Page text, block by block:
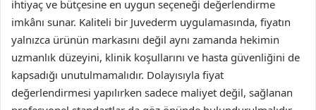
ihtiyaç ve bütçesine en uygun seçeneği değerlendirme
imkânı sunar. Kaliteli bir Juvederm uygulamasında, fiyatın
yalnızca ürünün markasını değil aynı zamanda hekimin
uzmanlık düzeyini, klinik koşullarını ve hasta güvenliğini de
kapsadığı unutulmamalıdır. Dolayısıyla fiyat
değerlendirmesi yapılırken sadece maliyet değil, sağlanan